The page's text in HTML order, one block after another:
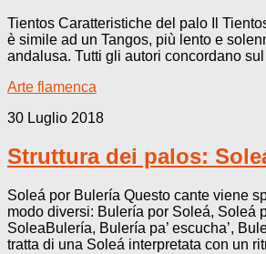
Tientos Caratteristiche del palo Il
è simile ad un Tangos, più lento e
andalusa. Tutti gli autori concordano
Arte flamenca
30 Luglio 2018
Struttura dei palos:
Soleá por Bulería Questo cante viene
modo diversi: Bulería por Soleá, Soleá
SoleaBulería, Bulería pa’ escucha’,
tratta di una Soleá interpretata con un